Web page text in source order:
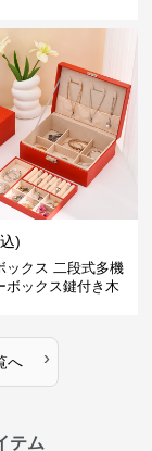
)
ックス 二段式多機
ボックス鍵付き木
へ ›
テム